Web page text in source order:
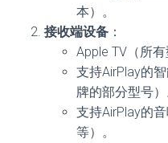
本）。
接收端设备 ：
Apple TV（所有
支持AirPlay的
牌的部分型号）
支持AirPlay的
等）。